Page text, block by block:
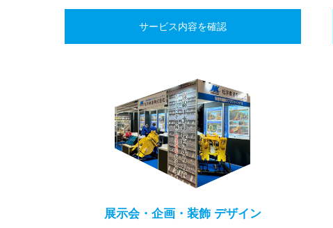
展示会・企画・装飾 デザイン